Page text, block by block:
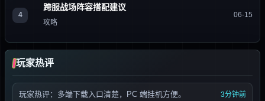
4
跨服战场阵容搭配建议
攻略
06-15
玩家热评
玩家热评：多端下载入口清楚，PC 端挂机方便。 3分钟前